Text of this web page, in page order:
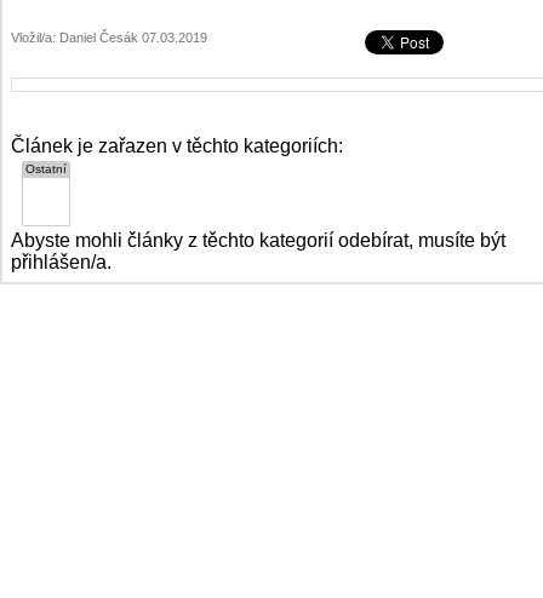
Vložil/a: Daniel Česák 07.03.2019
Článek je zařazen v těchto kategoriích:
Abyste mohli články z těchto kategorií odebírat, musíte být
přihlášen/a.